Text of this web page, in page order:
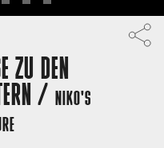
ZU DEN
/ NIKO'S